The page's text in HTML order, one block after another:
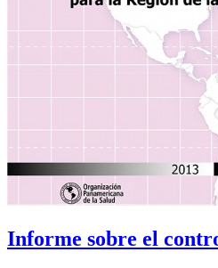
Informe sobre el